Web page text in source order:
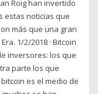
Roig han invertido
estas noticias que
más que una gran
1/2/2018 · Bitcoin
inversores: los que
parte los que
es el medio de